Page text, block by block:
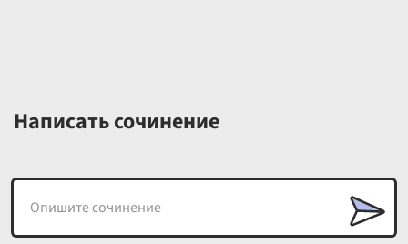
Написать сочинение